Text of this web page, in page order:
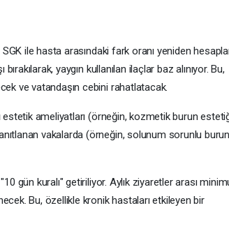
ile hasta arasındaki fark oranı yeniden
yaygın kullanılan ilaçlar baz alınıyor. Bu,
ve vatandaşın cebini rahatlatacak.
estetik ameliyatları (örneğin, kozmetik burun
vakalarda (örneğin, solunum sorunlu burun
gün kuralı" getiriliyor. Aylık ziyaretler arası
Bu, özellikle kronik hastaları etkileyen bir